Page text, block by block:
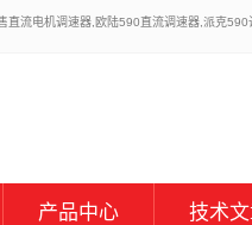
直流电机调速器,欧陆590直流调速器,派克
产品中心 技术